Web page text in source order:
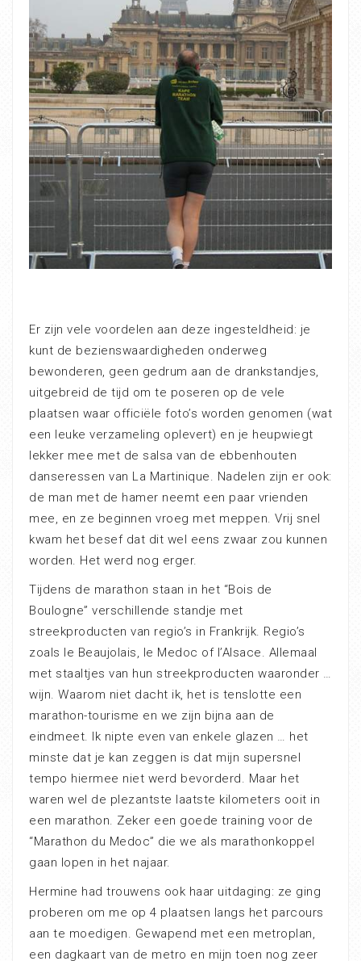
Er zijn vele voordelen aan deze ingesteldheid: je
kunt de bezienswaardigheden onderweg
bewonderen, geen gedrum aan de drankstandjes,
uitgebreid de tijd om te poseren op de vele
plaatsen waar officiële foto’s worden genomen (wat
een leuke verzameling oplevert) en je heupwiegt
lekker mee met de salsa van de ebbenhouten
danseressen van La Martinique. Nadelen zijn er ook:
de man met de hamer neemt een paar vrienden
mee, en ze beginnen vroeg met meppen. Vrij snel
kwam het besef dat dit wel eens zwaar zou kunnen
worden. Het werd nog erger.
Tijdens de marathon staan in het “Bois de
Boulogne” verschillende standje met
streekproducten van regio’s in Frankrijk. Regio’s
zoals le Beaujolais, le Medoc of l’Alsace. Allemaal
met staaltjes van hun streekproducten waaronder …
wijn. Waarom niet dacht ik, het is tenslotte een
marathon-tourisme en we zijn bijna aan de
eindmeet. Ik nipte even van enkele glazen … het
minste dat je kan zeggen is dat mijn supersnel
tempo hiermee niet werd bevorderd. Maar het
waren wel de plezantste laatste kilometers ooit in
een marathon. Zeker een goede training voor de
“Marathon du Medoc” die we als marathonkoppel
gaan lopen in het najaar.
Hermine had trouwens ook haar uitdaging: ze ging
proberen om me op 4 plaatsen langs het parcours
aan te moedigen. Gewapend met een metroplan,
een dagkaart van de metro en mijn toen nog zeer